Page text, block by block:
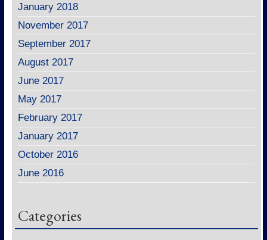
January 2018
November 2017
September 2017
August 2017
June 2017
May 2017
February 2017
January 2017
October 2016
June 2016
Categories